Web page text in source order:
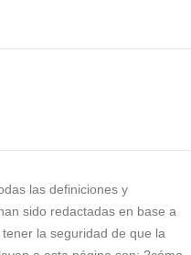
las definiciones y
sido redactadas en base a
tener la seguridad de que la